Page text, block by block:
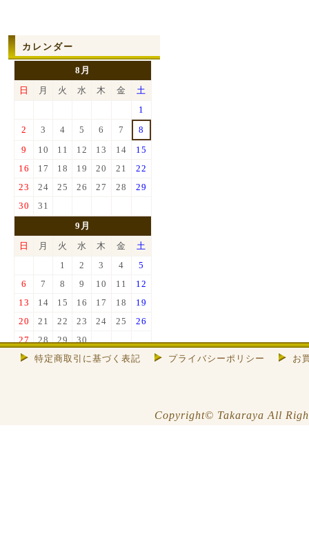
カレンダー
8月
日
月 火 水 木 金
土
1
2
3 4 5 6 7
8
9
10 11 12 13 14
15
16
17 18 19 20 21
22
23
24 25 26 27 28
29
30
31
9月
日
月 火 水 木 金
土
1
2 3 4
5
6
7 8 9 10 11
12
13
14 15 16 17 18
19
20
21 22 23 24 25
26
27
28 29 30
特定商取引に基づく表記 プライバシーポリシー お
Copyright© Takaraya All